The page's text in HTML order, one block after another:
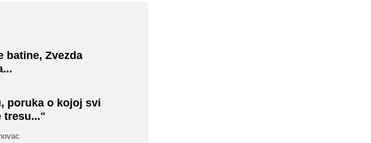
batine, Zvezda
poruka o kojoj svi
tresu..."